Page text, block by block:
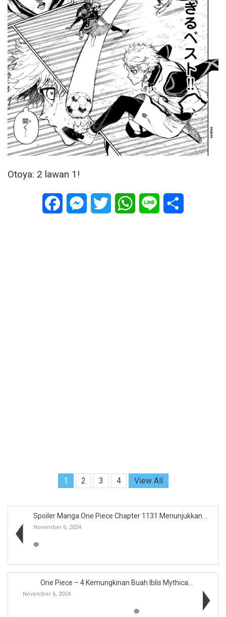
Otoya: 2 lawan 1!
FacebookMessenger
Twitter WhatsApp
Line
1 2 3 4 View All
November 6, 2024
One Piece – 4 Kemungkinan Buah Iblis Mythica...
November 6, 2024